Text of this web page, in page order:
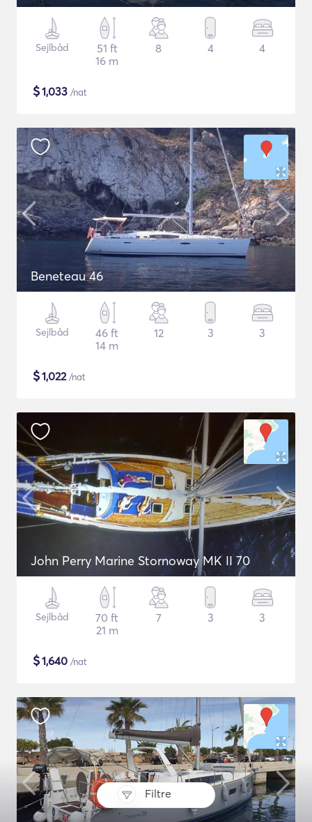
Filtre
Sejlbåd
51 ft
16 m
8 4 4
$1,033 /nat
Beneteau 46
Sejlbåd
46 ft
14 m
12 3 3
$1,022/nat
John Perry Marine Stornoway MK II 70
Sejlbåd
70 ft
21 m
7 3 3
$1,640 /nat